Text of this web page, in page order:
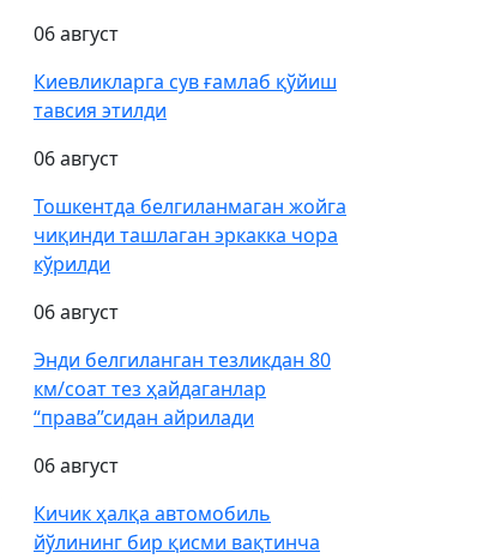
06 август
Киевликларга сув ғамлаб қўйиш
тавсия этилди
06 август
Тошкентда белгиланмаган жойга
чиқинди ташлаган эркакка чора
кўрилди
06 август
Энди белгиланган тезликдан 80
км/соат тез ҳайдаганлар
“права”сидан айрилади
06 август
Кичик ҳалқа автомобиль
йўлининг бир қисми вақтинча